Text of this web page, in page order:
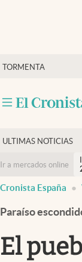
TORMENTA
Economía y finanzas
Criptomonedas
ULTIMAS NOTICIAS
Ir a mercados online
Cronista España
Paraíso
El